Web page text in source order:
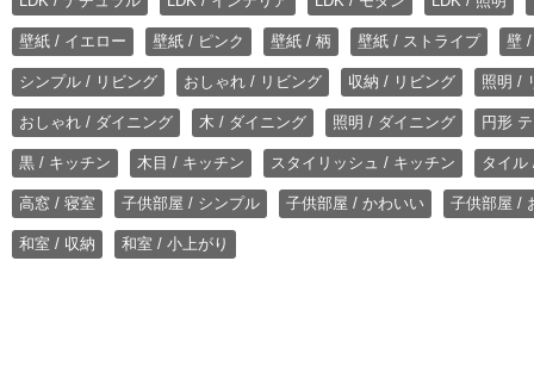
壁紙 / イエロー 壁紙 / ピンク 壁紙 / 柄 壁紙 / ストライプ 壁
シンプル / リビング おしゃれ / リビング 収納 / リビング 照明 /
おしゃれ / ダイニング 木 / ダイニング 照明 / ダイニング 円形
黒 / キッチン 木目 / キッチン スタイリッシュ / キッチン タイル
高窓 / 寝室 子供部屋 / シンプル 子供部屋 / かわいい 子供部屋 /
和室 / 収納 和室 / 小上がり